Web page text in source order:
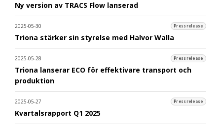
Ny version av TRACS Flow lanserad
2025-05-30 Pressrelease
Triona stärker sin styrelse med Halvor Walla
2025-05-28 Pressrelease
Triona lanserar ECO för effektivare transport och
produktion
2025-05-27 Pressrelease
Kvartalsrapport Q1 2025